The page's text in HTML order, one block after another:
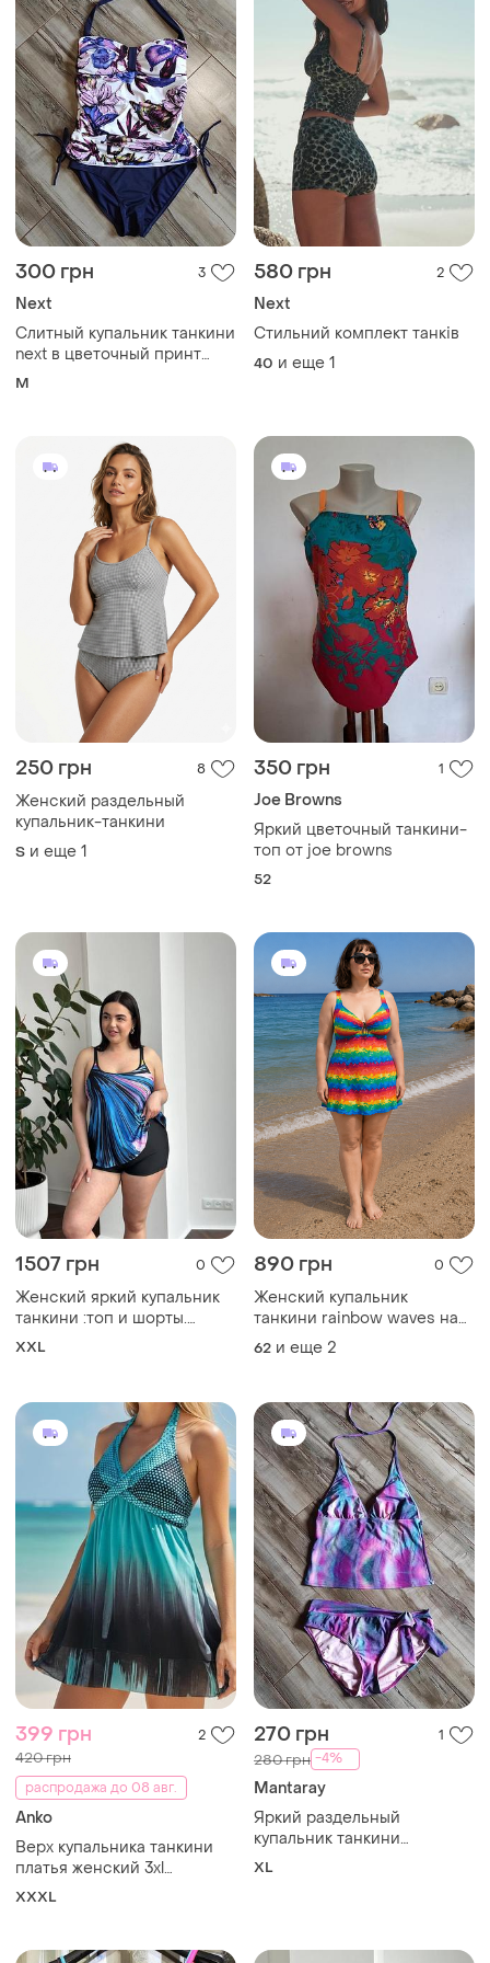
300 грн 3
Next
Слитный купальник танкини
next в цветочный принт
размер m (uk 10 / eur 38)
M
580 грн 2
Next
Стильний комплект танків
40 и еще 1
250 грн 8
Женский раздельный
купальник-танкини
S и еще 1
350 грн 1
Joe Browns
Яркий цветочный танкини-
топ от joe browns
52
1507 грн 0
Женский яркий купальник
танкини :топ и шорты.
размеры: 2xl – 4xl
XXL
890 грн 0
Женский купальник
танкини rainbow waves на
большую грудь, размер 62
62 и еще 2
399 грн 2
420 грн
распродажа до 08 авг.
Anko
Верх купальника танкини
платья женский 3xl
бирюзовый с мягкими
XXXL
270 грн 1
280 грн -4%
Mantaray
Яркий раздельный
купальник танкини
mantaray, размер 16 (euro
XL